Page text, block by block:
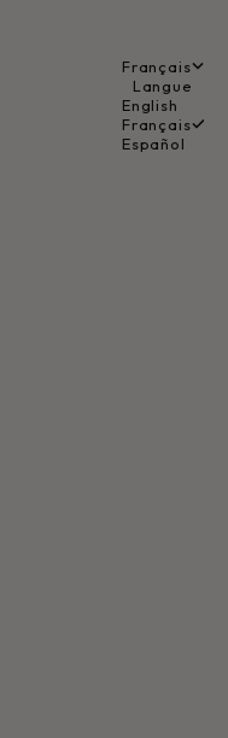
Français
Langue
English
Français
Español